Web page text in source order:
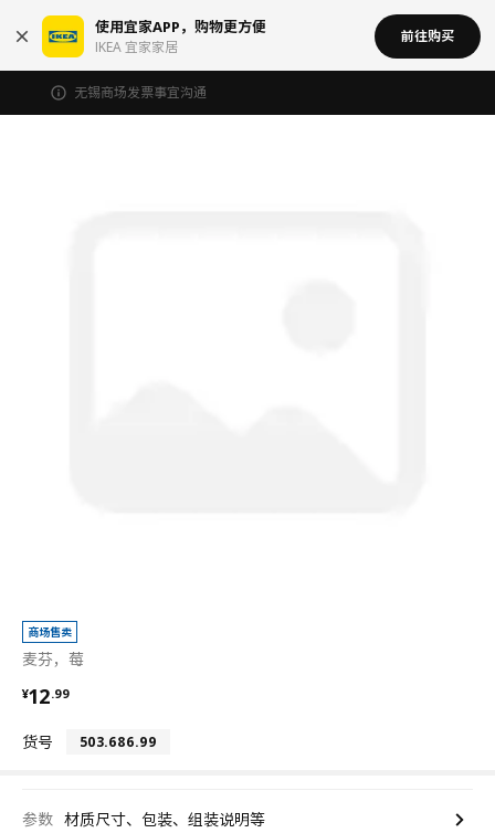
使用宜家APP，购物更方便
IKEA 宜家家居
前往购买
无锡商场发票事宜沟通
商场售卖
麦芬，莓
¥12.99
¥ 12.99
货号 503.686.99
参数 材质尺寸、包装、组装说明等